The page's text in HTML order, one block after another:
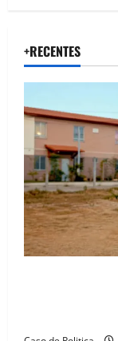
+RECENTES